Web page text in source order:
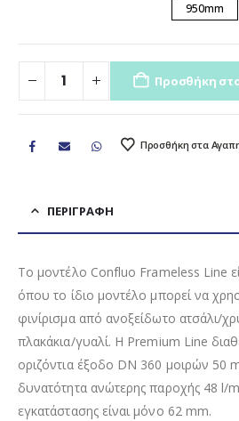
950mm
Προσθήκη
Προσθήκη στα
ΠΕΡΙΓΡΑΦΉ
Το μοντέλο Confluo Frameless Line
όπου το ίδιο μοντέλο μπορεί να
φινίρισμα από ανοξείδωτο ατσάλι/
πλακάκια/γυαλί. Η Premium Line
οριζόντια έξοδο DN 360 μοιρών 50
δυνατότητα ανώτερης παροχής 48 l/
εγκατάστασης είναι μόνο 62 mm.